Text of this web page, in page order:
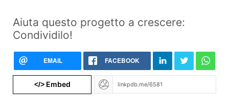
Aiuta questo progetto a crescere:
Condividilo!
EMAIL FACEBOOK
</>Embed